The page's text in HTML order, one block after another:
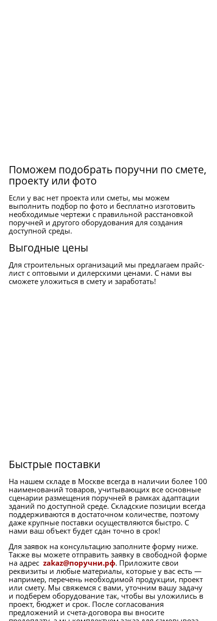
Поможем подобрать поручни по смете,
проекту или фото
Если у вас нет проекта или сметы, мы можем
выполнить подбор по фото и бесплатно изготовить
необходимые чертежи с правильной расстановкой
поручней и другого оборудования для создания
доступной среды.
Выгодные цены
Для строительных организаций мы предлагаем прайс-
лист с оптовыми и дилерскими ценами. С нами вы
сможете уложиться в смету и заработать!
Быстрые поставки
На нашем складе в Москве всегда в наличии более 100
наименований товаров, учитывающих все основные
сценарии размещения поручней в рамках адаптации
зданий по доступной среде. Складские позиции всегда
поддерживаются в достаточном количестве, поэтому
даже крупные поставки осуществляются быстро. С
нами ваш объект будет сдан точно в срок!
Для заявок на консультацию заполните форму ниже.
Также вы можете отправить заявку в свободной форме
на адрес zakaz@поручни.рф. Приложите свои
реквизиты и любые материалы, которые у вас есть —
например, перечень необходимой продукции, проект
или смету. Мы свяжемся с вами, уточним вашу задачу
и подберем оборудование так, чтобы вы уложились в
проект, бюджет и срок. После согласования
предложений и счета-договора вы вносите
Смеситель для инвалидов
Крючки